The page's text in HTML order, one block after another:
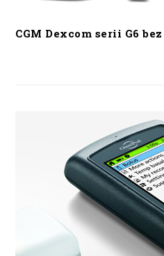
CGM Dexcom serii G6